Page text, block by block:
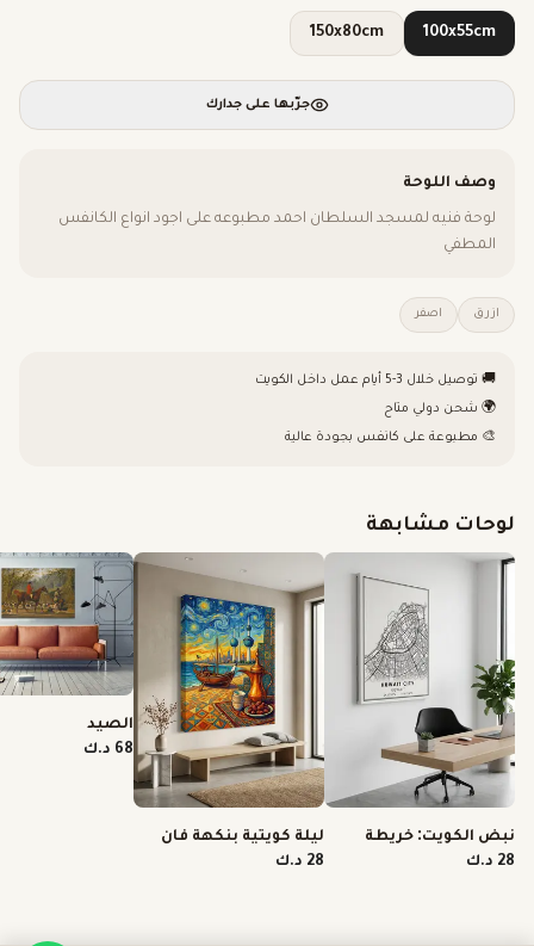
100x55cm
150x80cm
جرّبها على جدارك
وصف اللوحة
لوحة فنيه لمسجد السلطان احمد مطبوعه على اجود انواع الكانفس
المطفي
ازرق اصفر
🚚 توصيل خلال 3-5 أيام عمل داخل الكويت
🌍 شحن دولي متاح
🎨 مطبوعة على كانفس بجودة عالية
لوحات مشابهة
نبض الكويت: خريطة
الشرايين والتفاصيل
28 د.ك
ليلة كويتية بنكهة فان
جوخ
28 د.ك
الصيد
68 د.ك